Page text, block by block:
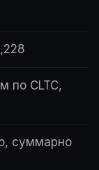
по CLTC,
суммарно